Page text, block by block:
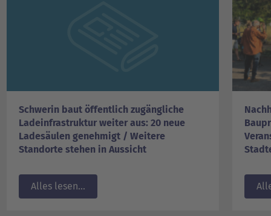
Schwerin baut öffentlich zugängliche
Ladeinfrastruktur weiter aus: 20 neue
Ladesäulen genehmigt / Weitere
Standorte stehen in Aussicht
Alles lesen...